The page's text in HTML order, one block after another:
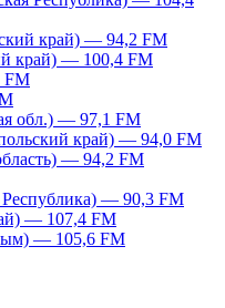
край) — 94,2 FM
край) — 100,4 FM
FM
обл.) — 97,1 FM
край) — 94,0 FM
— 94,2 FM
Республика) — 90,3 FM
— 107,4 FM
— 105,6 FM